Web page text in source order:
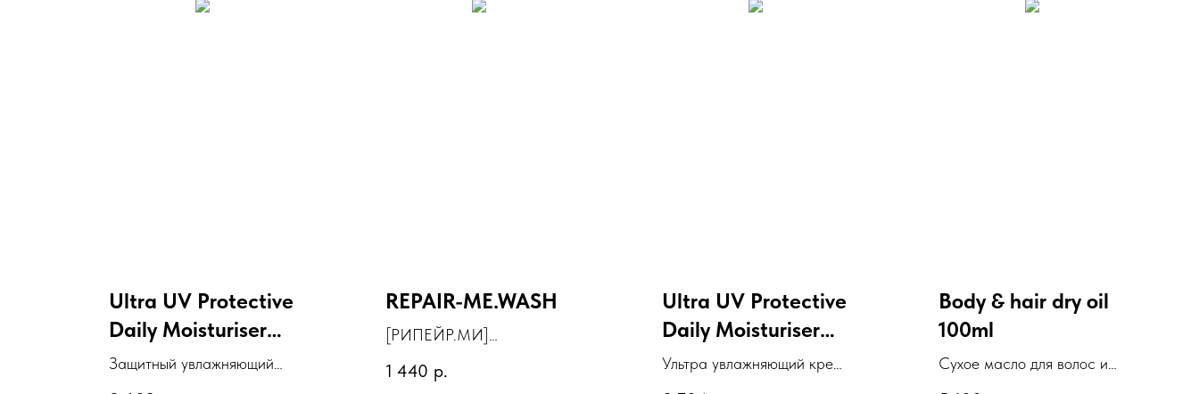
Ultra UV Protective
Daily Moisturiser
SPF 30 Hydrating
Защитный увлажняющий
REPAIR-ME.WASH
[РИПЕЙР.МИ]
укрепляющий шампунь
1 440 р.
Ultra UV Protective
Daily Moisturiser
SPF 50 Hydrating
Ультра увлажняющий крем
Body & hair dry oil
100ml
Сухое масло для волос и